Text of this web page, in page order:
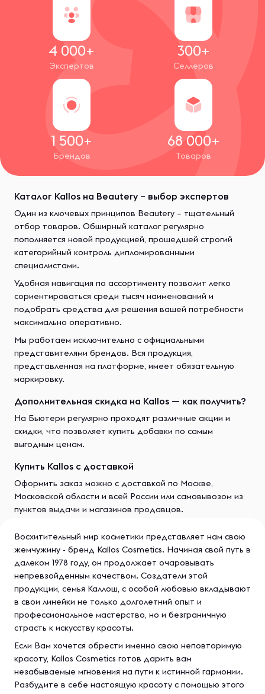
4 000+
Экспертов
300+
Селлеров
1 500+
Брендов
68 000+
Товаров
Каталог Kallos на Beautery – выбор экспертов
Один из ключевых принципов Beautery – тщательный
отбор товаров. Обширный каталог регулярно
пополняется новой продукцией, прошедшей строгий
категорийный контроль дипломированными
специалистами.
Удобная навигация по ассортименту позволит легко
сориентироваться среди тысяч наименований и
подобрать средства для решения вашей потребности
максимально оперативно.
Мы работаем исключительно с официальными
представителями брендов. Вся продукция,
представленная на платформе, имеет обязательную
маркировку.
Дополнительная скидка на Kallos — как получить?
На Бьютери регулярно проходят различные акции и
скидки, что позволяет купить добавки по самым
выгодным ценам.
Купить Kallos с доставкой
Оформить заказ можно с доставкой по Москве,
Московской области и всей России или самовывозом из
пунктов выдачи и магазинов продавцов.
Восхитительный мир косметики представляет нам свою
жемчужину - бренд Kallos Cosmetics. Начиная свой путь в
далеком 1978 году, он продолжает очаровывать
непревзойденным качеством. Создатели этой
продукции, семья Каллош, с особой любовью вкладывают
в свои линейки не только долголетний опыт и
профессиональное мастерство, но и безграничную
страсть к искусству красоты.
Если Вам хочется обрести именно свою неповторимую
красоту, Kallos Cosmetics готов дарить вам
незабываемые мгновения на пути к истинной гармонии.
Разбудите в себе настоящую красоту с помощью этого